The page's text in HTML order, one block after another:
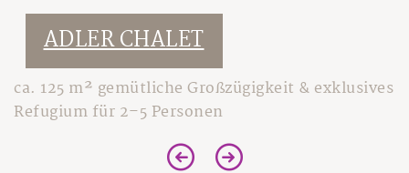
Außen-Holzpool
Sauna & Aufgüsse
Auszeichnungen
Tischreservierung
Öffnungszeiten
Schwarzbrenner-Hütte
Sommer
Bergsommer
Mountainbiken
Ausflüge im Sommer
Winter
Winter-Genuss
Winter aktiv
ADLER CHALET
ca. 125 m² gemütliche Großzügigkeit & exklusives
Refugium für 2–5 Personen